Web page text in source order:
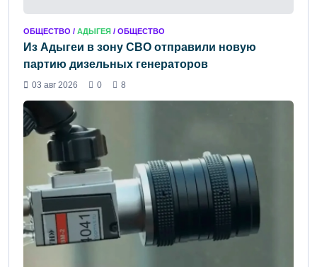
ОБЩЕСТВО / АДЫГЕЯ / ОБЩЕСТВО
Из Адыгеи в зону СВО отправили новую
партию дизельных генераторов
03 авг 2026 0 8